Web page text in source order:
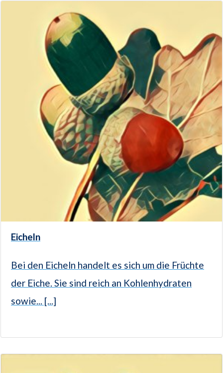
Eicheln
Bei den Eicheln handelt es sich um die Früchte
der Eiche. Sie sind reich an Kohlenhydraten
sowie... [...]